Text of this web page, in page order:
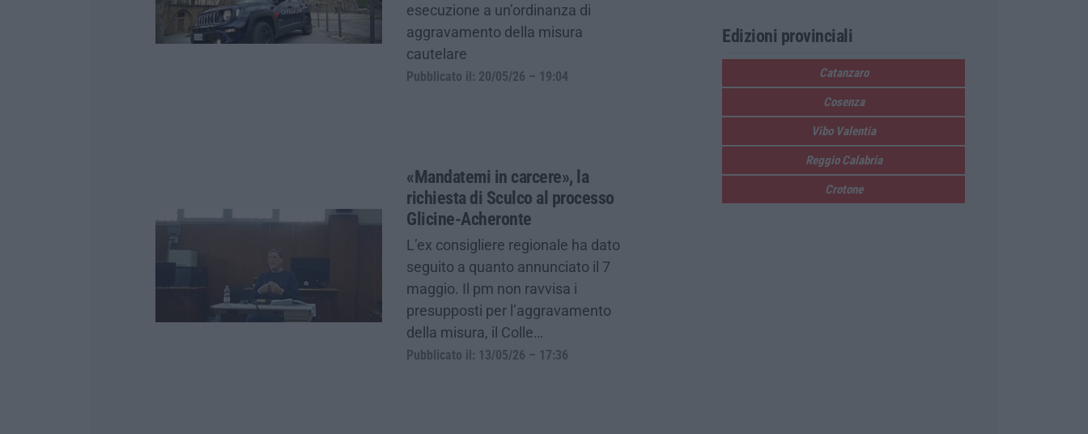
esecuzione a un’ordinanza di
aggravamento della misura
cautelare
Pubblicato il: 20/05/26 – 19:04
«Mandatemi in carcere», la
richiesta di Sculco al processo
Glicine-Acheronte
L’ex consigliere regionale ha dato
seguito a quanto annunciato il 7
maggio. Il pm non ravvisa i
presupposti per l’aggravamento
della misura, il Colle…
Pubblicato il: 13/05/26 – 17:36
Edizioni provinciali
Catanzaro
Cosenza
Vibo Valentia
Reggio Calabria
Crotone